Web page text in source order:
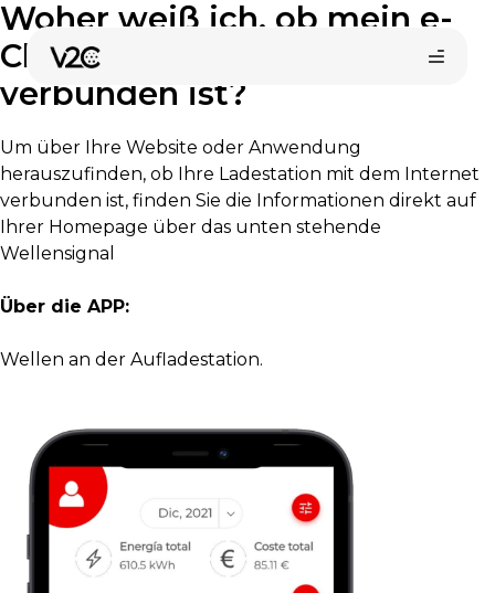
Zum
Inhalt
springen
Online-Shop
Woher weiß ich, ob mein e-
Charger mit dem Internet
verbunden ist?
Um über Ihre Website oder Anwendung
herauszufinden, ob Ihre Ladestation mit dem Internet
verbunden ist, finden Sie die Informationen direkt auf
Ihrer Homepage über das unten stehende
Wellensignal
Über die APP:
Wellen an der Aufladestation.